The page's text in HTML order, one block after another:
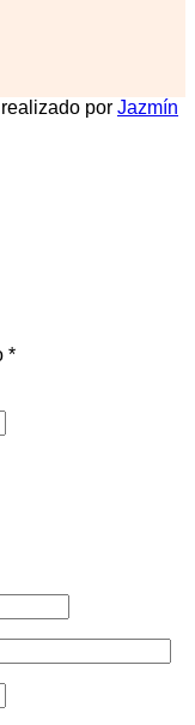
por Jazmín
*Obligatorio